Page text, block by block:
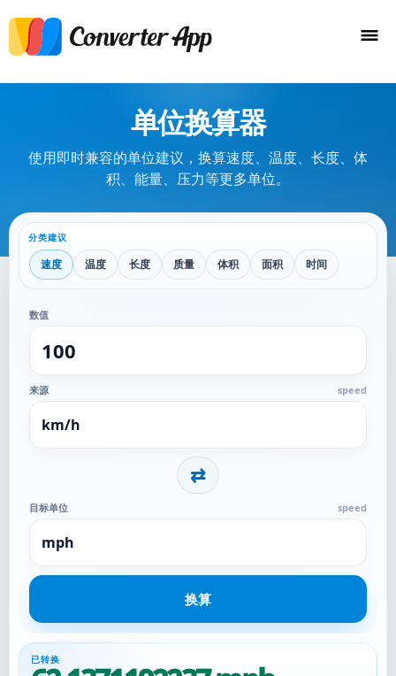
单位换算器
使用即时兼容的单位建议，换算速度、温度、长度、体
积、能量、压力等更多单位。
分类建议
速度 温度 长度 质量 体积 面积
时间
数值
来源 speed
⇄
目标单位 speed
换算
已转换